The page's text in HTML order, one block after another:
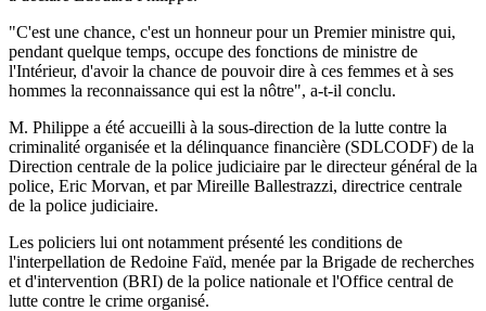
"C'est une chance, c'est un honneur pour un Premier ministre qui,
pendant quelque temps, occupe des fonctions de ministre de
l'Intérieur, d'avoir la chance de pouvoir dire à ces femmes et à ses
hommes la reconnaissance qui est la nôtre", a-t-il conclu.
M. Philippe a été accueilli à la sous-direction de la lutte contre la
criminalité organisée et la délinquance financière (SDLCODF) de la
Direction centrale de la police judiciaire par le directeur général de la
police, Eric Morvan, et par Mireille Ballestrazzi, directrice centrale
de la police judiciaire.
Les policiers lui ont notamment présenté les conditions de
l'interpellation de Redoine Faïd, menée par la Brigade de recherches
et d'intervention (BRI) de la police nationale et l'Office central de
lutte contre le crime organisé.